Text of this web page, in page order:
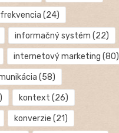
frekvencia (24)
informačný systém (22)
internetový marketing (80)
(58)
kontext (26)
konverzie (21)